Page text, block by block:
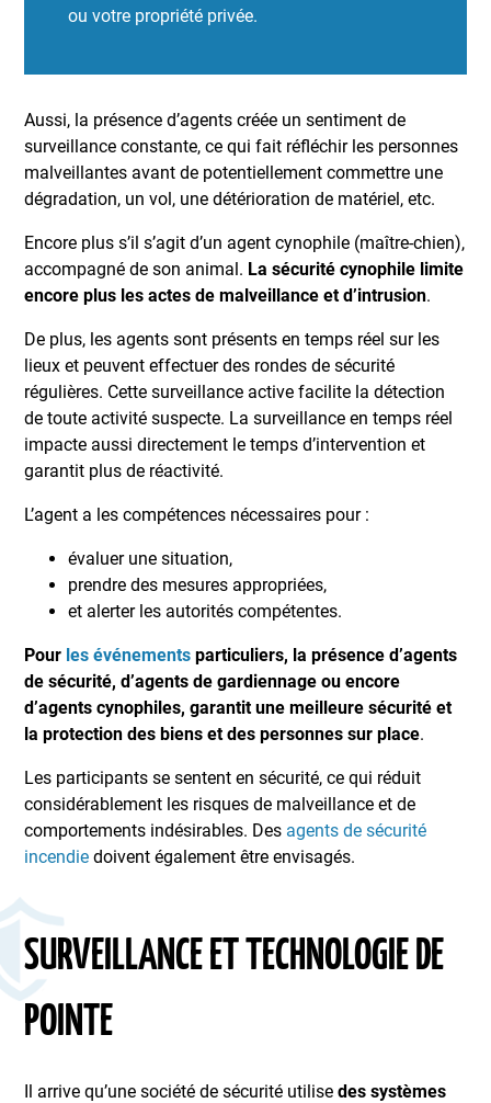
ou votre propriété privée.
Aussi, la présence d’agents créée un sentiment de
surveillance constante, ce qui fait réfléchir les personnes
malveillantes avant de potentiellement commettre une
dégradation, un vol, une détérioration de matériel, etc.
Encore plus s’il s’agit d’un agent cynophile (maître-chien),
accompagné de son animal. La sécurité cynophile limite
encore plus les actes de malveillance et d’intrusion.
De plus, les agents sont présents en temps réel sur les
lieux et peuvent effectuer des rondes de sécurité
régulières. Cette surveillance active facilite la détection
de toute activité suspecte. La surveillance en temps réel
impacte aussi directement le temps d’intervention et
garantit plus de réactivité.
L’agent a les compétences nécessaires pour :
évaluer une situation,
prendre des mesures appropriées,
et alerter les autorités compétentes.
Pour les événements particuliers, la présence d’agents
de sécurité, d’agents de gardiennage ou encore
d’agents cynophiles, garantit une meilleure sécurité et
la protection des biens et des personnes sur place.
Les participants se sentent en sécurité, ce qui réduit
considérablement les risques de malveillance et de
comportements indésirables. Des agents de sécurité
incendie doivent également être envisagés.
SURVEILLANCE ET TECHNOLOGIE DE
POINTE
Il arrive qu’une société de sécurité utilisedes systèmes